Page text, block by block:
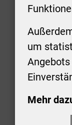
um
Mehr
KONTAKT
Stadt
Markt 1
06449
+49
https://